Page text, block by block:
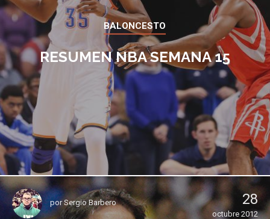
BALONCESTO
RESUMEN NBA SEMANA 15
porSergio Barbero 28
octubre 2012